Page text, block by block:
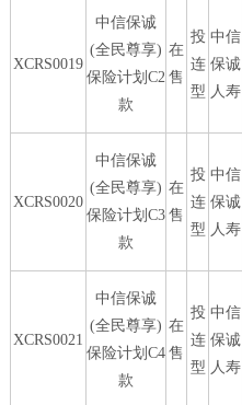
XCRS0019
中信保诚
(全民尊享)
保险计划C2
款
在
售
投
连
型
中信
保诚
人寿
XCRS0020
中信保诚
(全民尊享)
保险计划C3
款
在
售
投
连
型
中信
保诚
人寿
XCRS0021
中信保诚
(全民尊享)
保险计划C4
款
在
售
投
连
型
中信
保诚
人寿